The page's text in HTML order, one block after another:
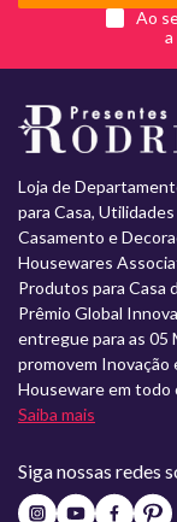
Ao
a
Loja de
para Casa,
Casamento e
Housewares
Produtos para Casa
Prêmio Global
entregue para as 05
promovem Inovação
Houseware em todo
Saiba mais
Siga nossas redes